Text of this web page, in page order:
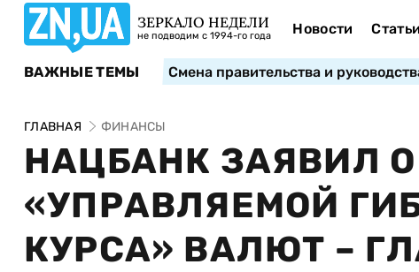
ЗЕРКАЛО НЕДЕЛИ
не подводим с 1994-го года Новости Статьи
ВАЖНЫЕ ТЕМЫ Смена правительства и
ГЛАВНАЯ ФИНАНСЫ
НАЦБАНК ЗАЯВИЛ
«УПРАВЛЯЕМОЙ
КУРСА» ВАЛЮТ –